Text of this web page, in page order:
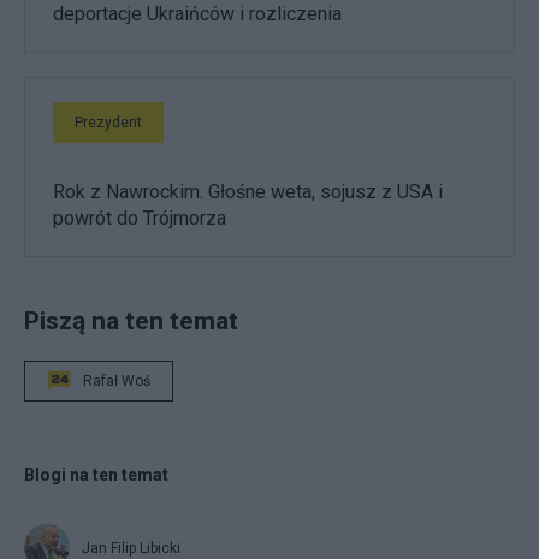
deportacje Ukraińców i rozliczenia
Prezydent
Rok z Nawrockim. Głośne weta, sojusz z USA i
powrót do Trójmorza
Piszą na ten temat
Rafał Woś
Blogi na ten temat
Jan Filip Libicki